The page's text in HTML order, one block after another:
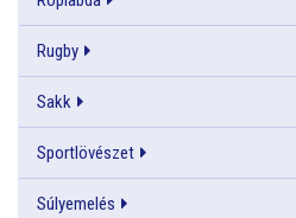
Rugby
Sakk
Sportlövészet
Súlyemelés